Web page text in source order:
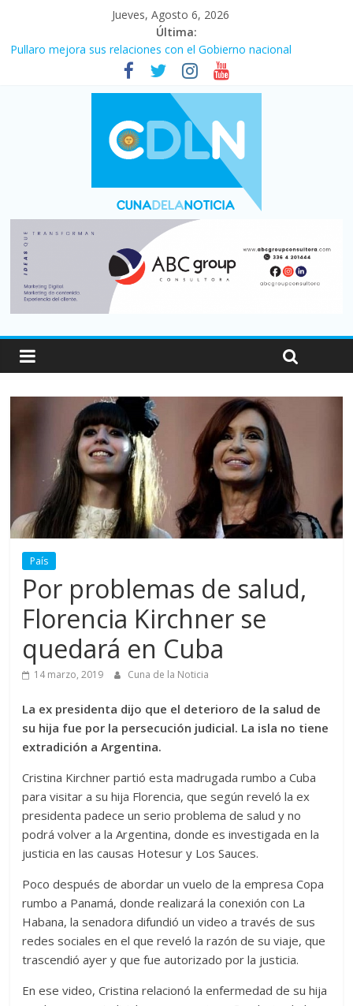
Jueves, Agosto 6, 2026
Última:
Pullaro mejora sus relaciones con el Gobierno nacional
En un partidazo, Newell’s empató 2 a 2 con Boca en el Coloso
Vacaciones de invierno con más movimiento y consumo
turístico: 4,6 millones de personas viajaron por el país, un 5,9%
Fuerte caída de la venta de autos usados en julio: bajó un 12,6%
Central venció 1 a 0 al River de Coudet en el Monumental
País
Por problemas de salud,
Florencia Kirchner se
quedará en Cuba
14 marzo, 2019 Cuna de la Noticia
La ex presidenta dijo que el deterioro de la salud de
su hija fue por la persecución judicial. La isla no tiene
extradición a Argentina.
Cristina Kirchner partió esta madrugada rumbo a Cuba
para visitar a su hija Florencia, que según reveló la ex
presidenta padece un serio problema de salud y no
podrá volver a la Argentina, donde es investigada en la
justicia en las causas Hotesur y Los Sauces.
Poco después de abordar un vuelo de la empresa Copa
rumbo a Panamá, donde realizará la conexión con La
Habana, la senadora difundió un video a través de sus
redes sociales en el que reveló la razón de su viaje, que
trascendió ayer y que fue autorizado por la justicia.
En ese video, Cristina relacionó la enfermedad de su hija